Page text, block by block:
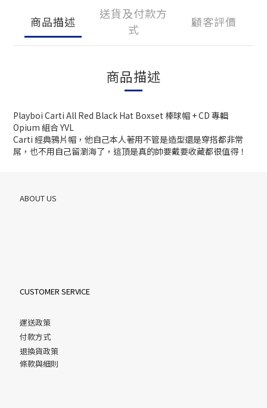
商品描述
送貨及付款方
式
顧客評價
商品描述
Playboi Carti All Red Black Hat Boxset 棒球帽 + CD 專輯
Opium 組合 YVL
Carti 經典鴉片帽，他自己本人著用不管是造型還是穿搭都非常
屌，也不用自己留瀏海了，這頂是真的帥要戴要收藏都很值得！
ABOUT US
CUSTOMER SERVICE
運送政策
付款方式
退換貨政策
條款與細則